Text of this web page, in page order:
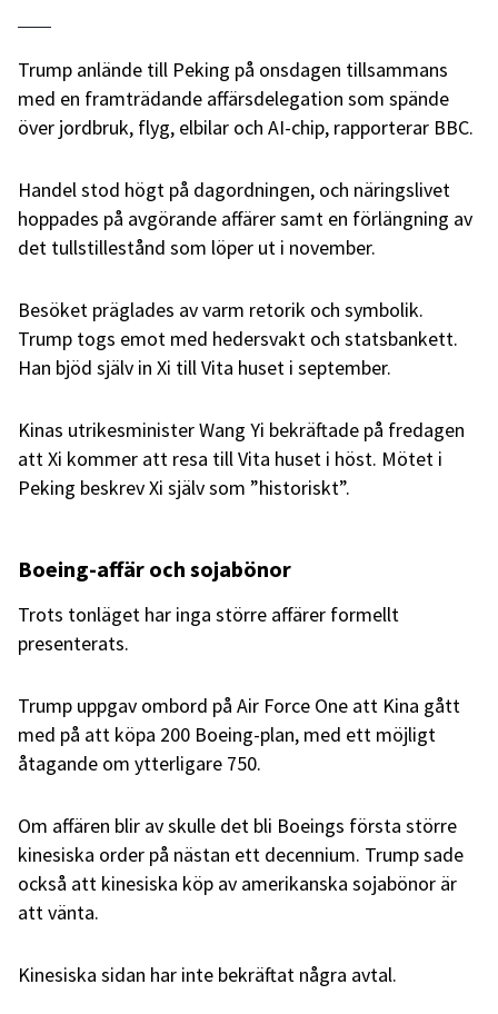
Trump anlände till Peking på onsdagen tillsammans
med en framträdande affärsdelegation som spände
över jordbruk, flyg, elbilar och AI-chip, rapporterar BBC.
Handel stod högt på dagordningen, och näringslivet
hoppades på avgörande affärer samt en förlängning av
det tullstillestånd som löper ut i november.
Besöket präglades av varm retorik och symbolik.
Trump togs emot med hedersvakt och statsbankett.
Han bjöd själv in Xi till Vita huset i september.
Kinas utrikesminister Wang Yi bekräftade på fredagen
att Xi kommer att resa till Vita huset i höst. Mötet i
Peking beskrev Xi själv som ”historiskt”.
Boeing-affär och sojabönor
Trots tonläget har inga större affärer formellt
presenterats.
Trump uppgav ombord på Air Force One att Kina gått
med på att köpa 200 Boeing-plan, med ett möjligt
åtagande om ytterligare 750.
Om affären blir av skulle det bli Boeings första större
kinesiska order på nästan ett decennium. Trump sade
också att kinesiska köp av amerikanska sojabönor är
att vänta.
Kinesiska sidan har inte bekräftat några avtal.